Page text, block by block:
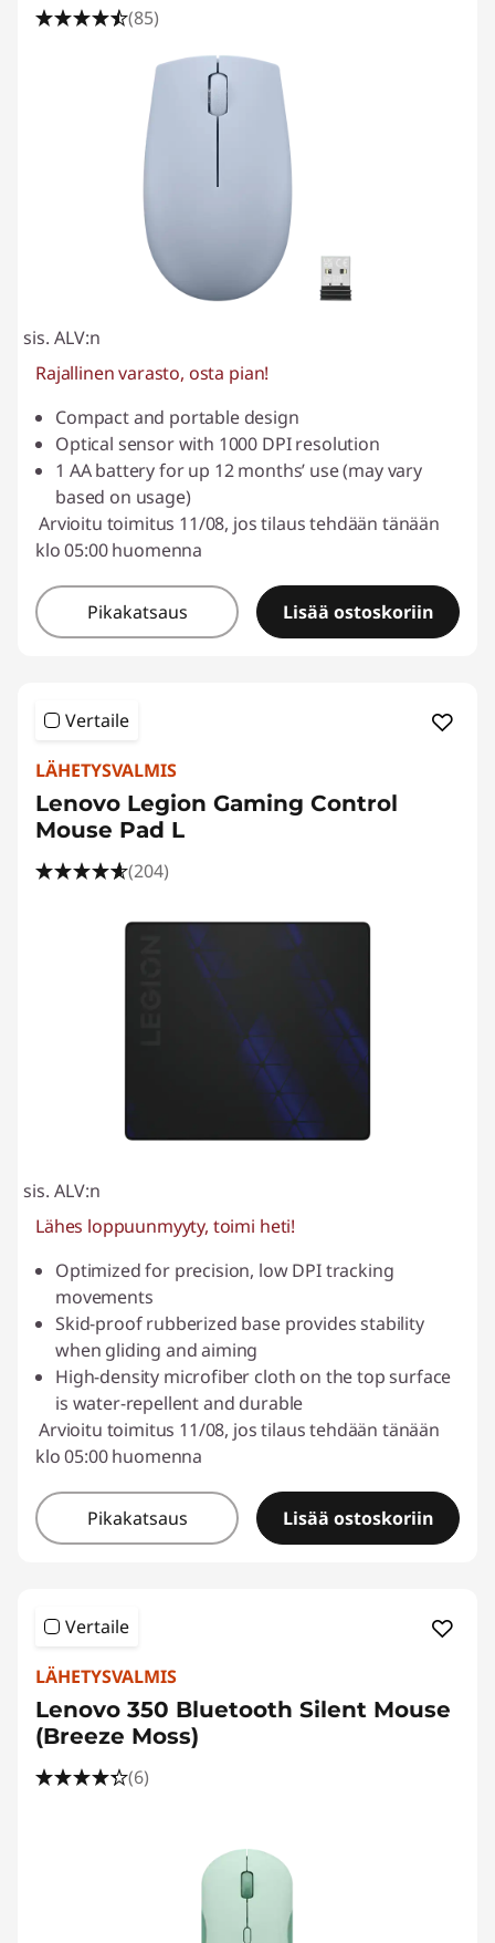
(85)
sis. ALV:n
Rajallinen varasto, osta pian!
Compact and portable design
Optical sensor with 1000 DPI resolution
1 AA battery for up 12 months’ use (may vary
based on usage)
Arvioitu toimitus 11/08, jos tilaus tehdään tänään
klo 05:00 huomenna
Pikakatsaus Lisää ostoskoriin
Vertaile
LÄHETYSVALMIS
Lenovo Legion Gaming Control
Mouse Pad L
(204)
sis. ALV:n
Lähes loppuunmyyty, toimi heti!
Optimized for precision, low DPI tracking
movements
Skid-proof rubberized base provides stability
when gliding and aiming
High-density microfiber cloth on the top surface
is water-repellent and durable
Arvioitu toimitus 11/08, jos tilaus tehdään tänään
klo 05:00 huomenna
Pikakatsaus Lisää ostoskoriin
Vertaile
LÄHETYSVALMIS
Lenovo 350 Bluetooth Silent Mouse
(Breeze Moss)
(6)